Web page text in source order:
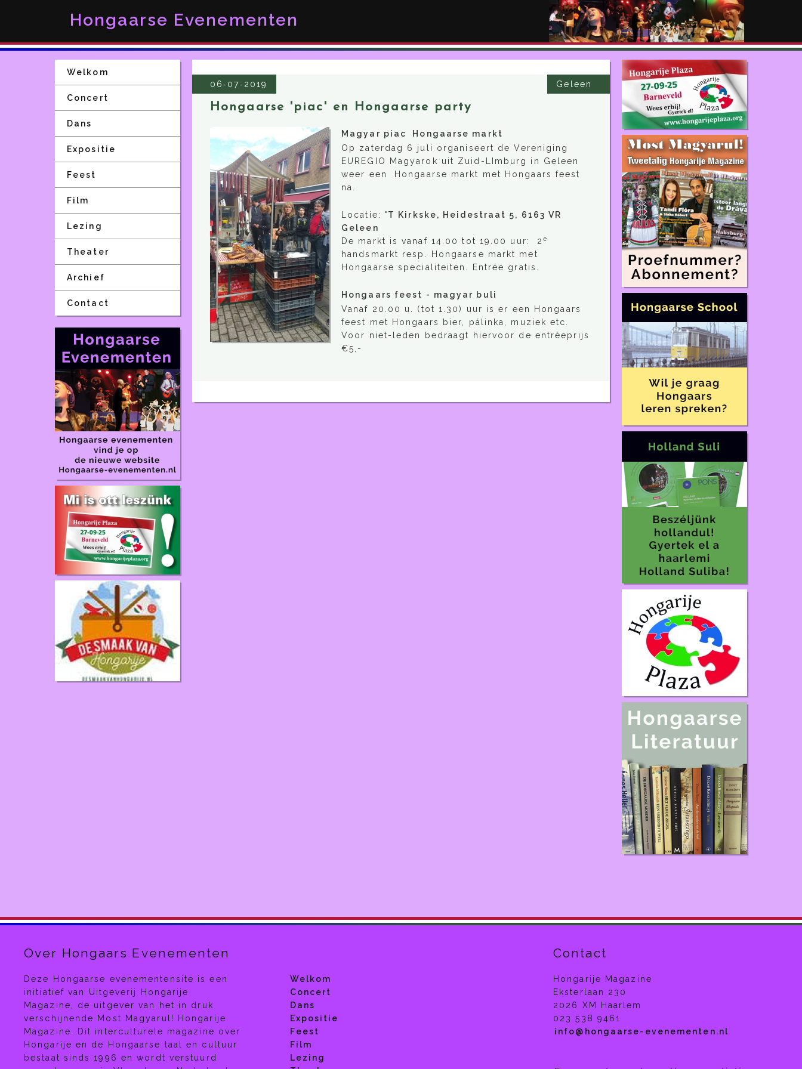
Welkom
Concert
Dans
Expositie
Feest
Film
Lezing
Theater
Archief
Contact
06‑07‑2019 Geleen
Hongaarse 'piac' en Hongaarse party
Magyar piac Hongaarse markt
Op zaterdag 6 juli organiseert de Vereniging
EUREGIO Magyarok uit Zuid-LImburg in Geleen
weer een Hongaarse markt met Hongaars feest
na.
Locatie: 'T Kirkske, Heidestraat 5, 6163 VR
Geleen
De markt is vanaf 14.00 tot 19.00 uur: 2e
handsmarkt resp. Hongaarse markt met
Hongaarse specialiteiten. Entrée gratis.
Hongaars feest - magyar buli
Vanaf 20.00 u. (tot 1.30) uur is er een Hongaars
feest met Hongaars bier, pálinka, muziek etc.
Voor niet-leden bedraagt hiervoor de entréeprijs
€5,-
Hongaarse Evenementen
Over Hongaars Evenementen
Deze Hongaarse evenementensite is een
initiatief van Uitgeverij Hongarije
Magazine, de uitgever van het in druk
verschijnende Most Magyarul! Hongarije
Magazine. Dit interculturele magazine over
Hongarije en de Hongaarse taal en cultuur
bestaat sinds 1996 en wordt verstuurd
Welkom
Concert
Dans
Expositie
Feest
Film
Lezing
Contact
Hongarije Magazine
Eksterlaan 230
2026 XM Haarlem
023 538 9461
info@ hongaarse-evenementen.nl